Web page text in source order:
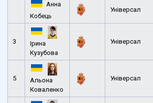
Анна
Кобець
Універсал
3
Ірина
Кузубова
Універсал
5
Альона
Коваленко
Універсал